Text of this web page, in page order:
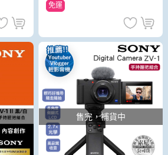
免運
售完，補貨中